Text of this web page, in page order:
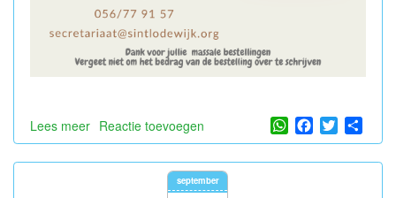
Lees meer over
Afhalen
pannenkoeken
Reactie toevoegen WhatsApp
Facebook
Twitter
september